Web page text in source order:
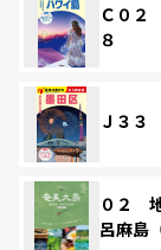
Ｃ０２
８
Ｊ３
０２
呂麻島